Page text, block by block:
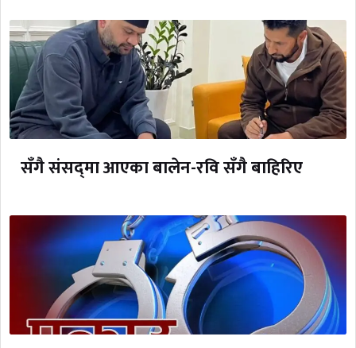
सँगै संसद्‌मा आएका बालेन-रवि सँगै बाहिरिए